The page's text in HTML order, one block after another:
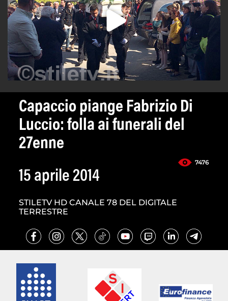
Capaccio piange Fabrizio Di
Luccio: folla ai funerali del
27enne
7476
15 aprile 2014
STILETV HD CANALE 78 DEL DIGITALE
TERRESTRE